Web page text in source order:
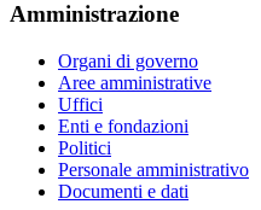
Amministrazione
Organi di governo
Aree amministrative
Uffici
Enti e fondazioni
Politici
Personale amministrativo
Documenti e dati